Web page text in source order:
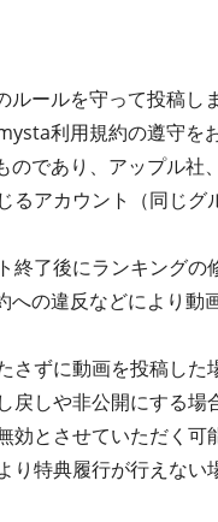
ールを守って投稿しま
利用規約の遵守を
であり、アップル社
るアカウント（同じ
了後にランキングの
の違反などにより動
さずに動画を投稿し
戻しや非公開にする
とさせていただく可
り特典履行が行えな